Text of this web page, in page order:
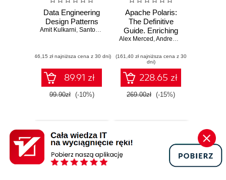
Data Engineering
Design Patterns
Amit Kulkarni, Santosh Hegde
(46,15 zł najniższa cena z 30 dni)
89.91 zł
99.90zł (-10%)
Apache Polaris:
The Definitive
Guide. Enriching
Apache Iceberg
with an Open
Source Catalog
Alex Merced ,Andrew Madson
(161,40 zł najniższa cena z 30
dni)
228.65 zł
269.00zł (-15%)